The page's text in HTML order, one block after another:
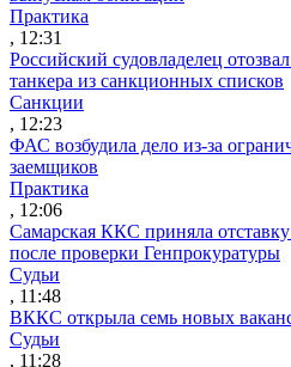
Практика
, 12:31
Российский судовладелец
танкера из санкционных списков
Санкции
, 12:23
ФАС возбудила дело из-за
заемщиков
Практика
, 12:06
Самарская ККС приняла
после проверки Генпрокуратуры
Судьи
, 11:48
ВККС открыла семь новых
Судьи
, 11:28